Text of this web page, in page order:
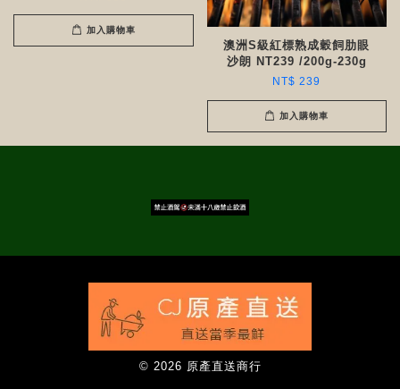
加入購物車
澳洲S級紅標熟成穀飼肋眼
沙朗 NT239 /200g-230g
NT$ 239
加入購物車
© 2026 原產直送商行